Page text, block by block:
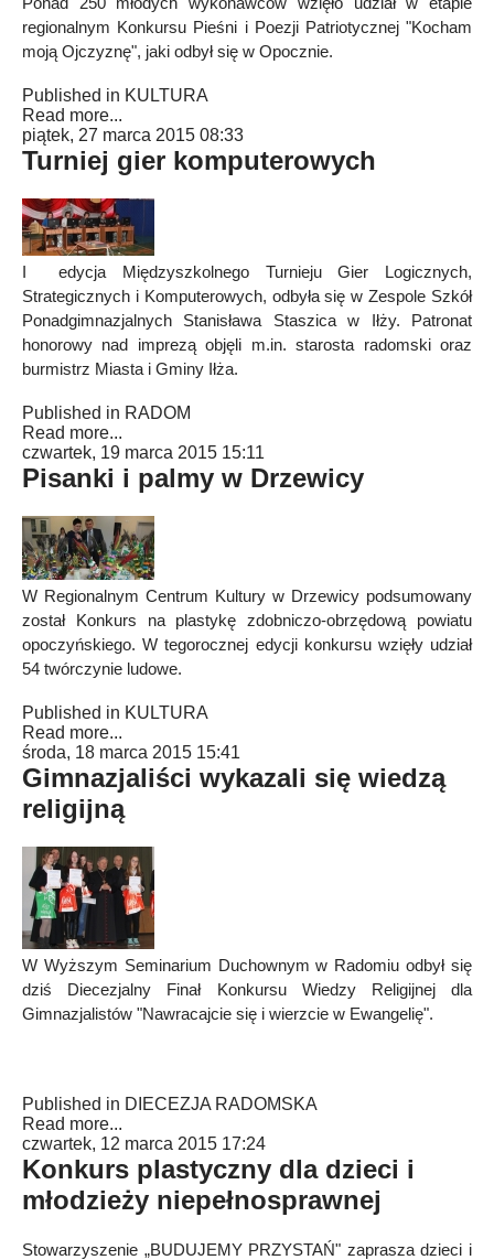
regionalnym Konkursu Pieśni i Poezji Patriotycznej "Kocham
moją Ojczyznę", jaki odbył się w Opocznie.
Published in KULTURA
Read more...
piątek, 27 marca 2015 08:33
Turniej gier komputerowych
I edycja Międzyszkolnego Turnieju Gier Logicznych,
Strategicznych i Komputerowych, odbyła się w Zespole Szkół
Ponadgimnazjalnych Stanisława Staszica w Iłży. Patronat
honorowy nad imprezą objęli m.in. starosta radomski oraz
burmistrz Miasta i Gminy Iłża.
Published in RADOM
Read more...
czwartek, 19 marca 2015 15:11
Pisanki i palmy w Drzewicy
W Regionalnym Centrum Kultury w Drzewicy podsumowany
został Konkurs na plastykę zdobniczo-obrzędową powiatu
opoczyńskiego. W tegorocznej edycji konkursu wzięły udział
54 twórczynie ludowe.
Published in KULTURA
Read more...
środa, 18 marca 2015 15:41
Gimnazjaliści wykazali się wiedzą
religijną
W Wyższym Seminarium Duchownym w Radomiu odbył się
dziś Diecezjalny Finał Konkursu Wiedzy Religijnej dla
Gimnazjalistów "Nawracajcie się i wierzcie w Ewangelię".
Published in DIECEZJA RADOMSKA
Read more...
czwartek, 12 marca 2015 17:24
Konkurs plastyczny dla dzieci i
młodzieży niepełnosprawnej
Stowarzyszenie „BUDUJEMY PRZYSTAŃ" zaprasza dzieci i